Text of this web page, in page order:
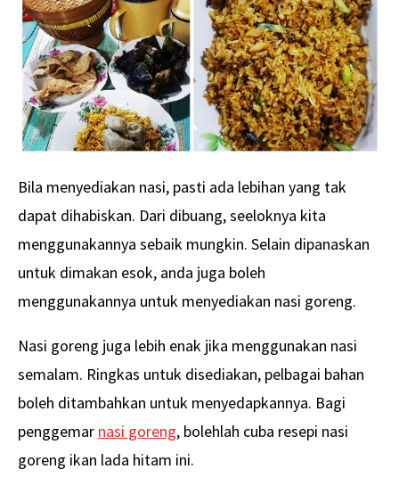
Bila menyediakan nasi, pasti ada lebihan yang tak
dapat dihabiskan. Dari dibuang, seeloknya kita
menggunakannya sebaik mungkin. Selain dipanaskan
untuk dimakan esok, anda juga boleh
menggunakannya untuk menyediakan nasi goreng.
Nasi goreng juga lebih enak jika menggunakan nasi
semalam. Ringkas untuk disediakan, pelbagai bahan
boleh ditambahkan untuk menyedapkannya. Bagi
penggemar nasi goreng, bolehlah cuba resepi nasi
goreng ikan lada hitam ini.